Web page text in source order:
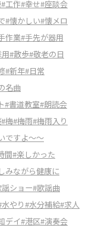
#工作#幸せ#座談会
#懐かしい#懐メロ
作業#手先が器用
#散歩#敬老の日
#新年#日常
名曲
#書道教室#朗読会
#梅#梅雨#梅雨入り
ですよ～～
間#楽しかった
みながら健康に
ショー#歌謡曲
やり#水分補給#求人
デイ#港区#演奏会